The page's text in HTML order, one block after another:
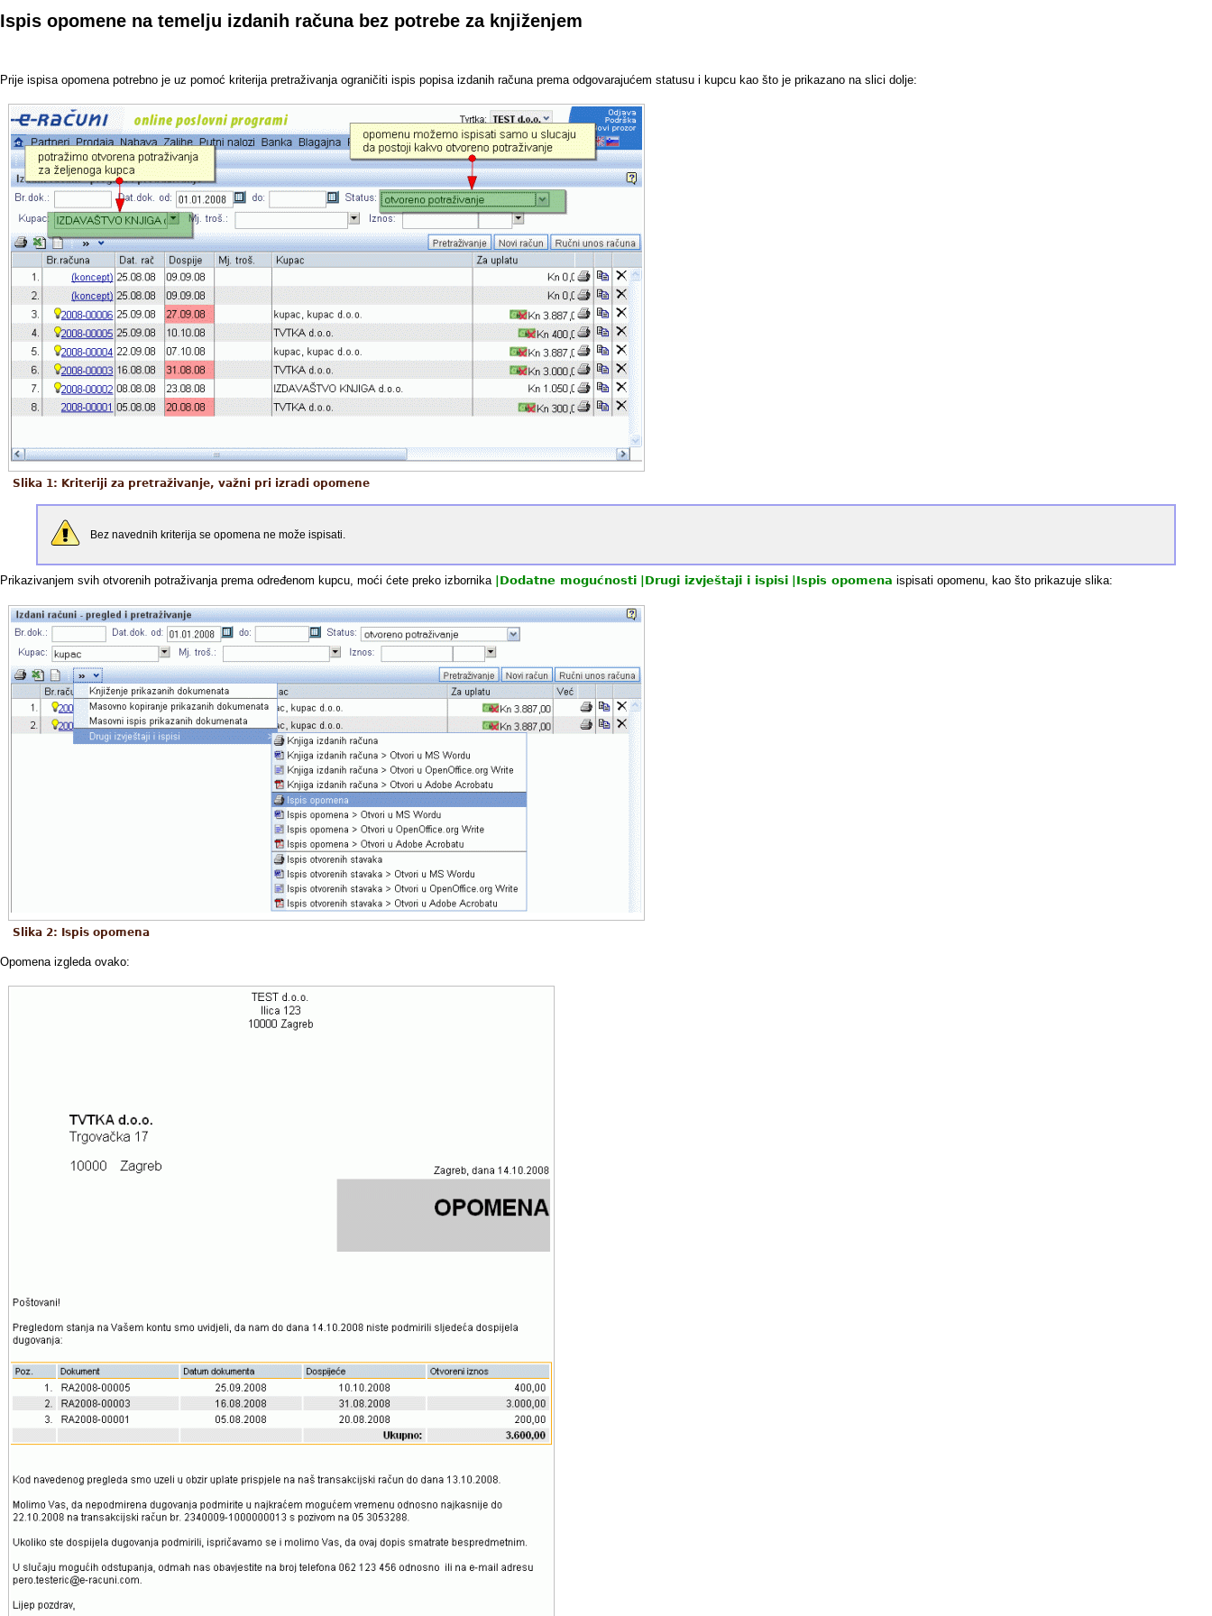
Ispis opomene na temelju izdanih računa bez potrebe za knjiženjem
Prije ispisa opomena potrebno je uz pomoć kriterija pretraživanja ograničiti ispis popisa izdanih računa prema odgovarajućem statusu i kupcu kao što je prikazano na slici dolje:
Slika 1: Kriteriji za pretraživanje, važni pri izradi opomene
Bez navednih kriterija se opomena ne može ispisati.
Prikazivanjem svih otvorenih potraživanja prema određenom kupcu, moći ćete preko izbornika Dodatne mogućnosti Drugi izvještaji i ispisi Ispis opomena ispisati opomenu, kao što prikazuje slika:
Slika 2: Ispis opomena
Opomena izgleda ovako: